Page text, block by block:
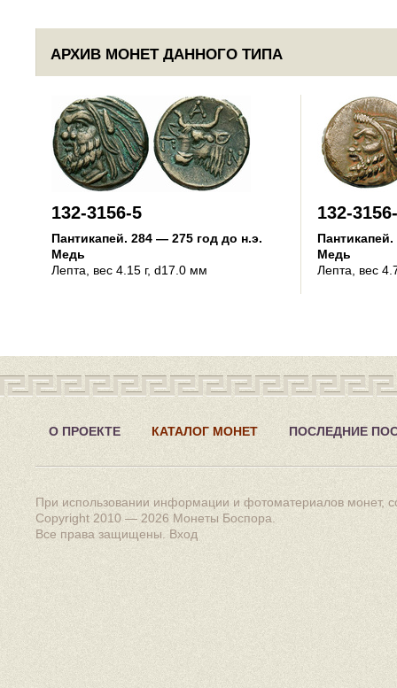
АРХИВ МОНЕТ ДАННОГО ТИПА
132-3156-5
Пантикапей. 284 — 275 год до н.э.
Медь
Лепта , вес 4.15 г, d17.0 мм
132-
Пантикапей.
Медь
Лепта , вес
О ПРОЕКТЕ КАТАЛОГ МОНЕТ ПОСЛЕДНИЕ
При использовании информации и фотоматериалов монет,
Copyright 2010 — 2026 Монеты Боспора
Все права защищены.Вход